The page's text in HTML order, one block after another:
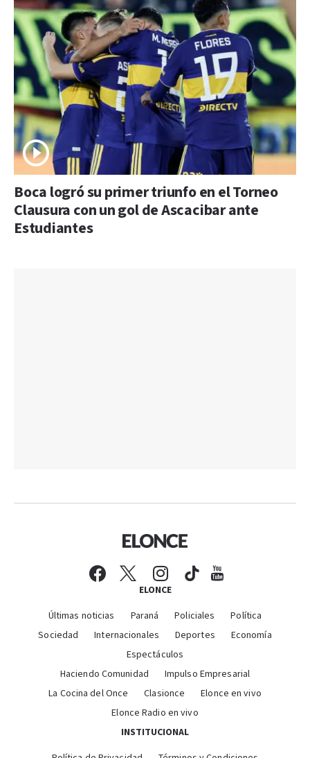
Boca logró su primer triunfo en el Torneo
Clausura con un gol de Ascacibar ante
Estudiantes
ELONCE
Últimas noticias Paraná Policiales
Política
Sociedad
Internacionales Deportes
Economía
Espectáculos
Haciendo Comunidad
Impulso Empresarial
La Cocina del Once
Clasionce
Elonce en vivo
Elonce Radio en vivo
INSTITUCIONAL